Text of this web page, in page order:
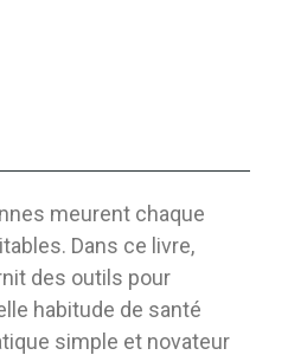
meurent chaque
Dans ce livre,
des outils pour
habitude de santé
simple et novateur